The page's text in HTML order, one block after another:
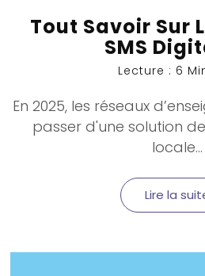
Tout Savoir Sur
SMS
Lecture : 6
En 2025, les réseaux
passer d'unesolution
locale...
Lire la